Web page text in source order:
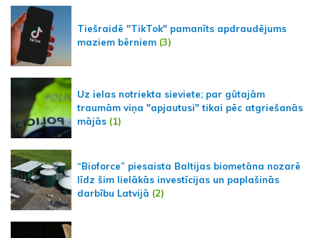
Tiešraidē "TikTok" pamanīts apdraudējums
maziem bērniem (3)
Uz ielas notriekta sieviete; par gūtajām
traumām viņa "apjautusi" tikai pēc atgriešanās
mājās (1)
“Bioforce” piesaista Baltijas biometāna nozarē
līdz šim lielākās investīcijas un paplašinās
darbību Latvijā (2)